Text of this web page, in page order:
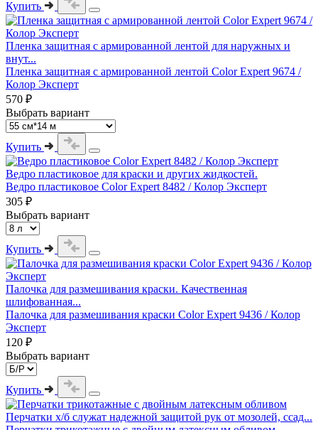
Купить
Пленка защитная с армированной лентой для наружных и
внут...
Пленка защитная с армированной лентой Color Expert 9674 /
Колор Эксперт
570 ₽
Выбрать вариант
Купить
Ведро пластиковое для краски и других жидкостей.
Ведро пластиковое Color Expert 8482 / Колор Эксперт
305 ₽
Выбрать вариант
Купить
Палочка для размешивания краски. Качественная
шлифованная...
Палочка для размешивания краски Color Expert 9436 / Колор
Эксперт
120 ₽
Выбрать вариант
Купить
Перчатки х/б служат надежной защитой рук от мозолей, ссад...